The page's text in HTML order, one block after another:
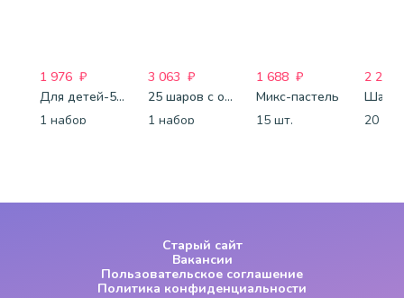
1 976 ₽
Для детей-522
1 набор
3 063 ₽
25 шаров с обработкой
1 набор
1 688 ₽
Микс-пастель
15 шт.
2 260
Шары
20 шт
Старый сайт
Вакансии
Пользовательское соглашение
Политика конфиденциальности